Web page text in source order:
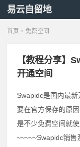
易云自留地
首页 > 免费空间
【教程分享】
开通空间
Swapidc是国内最
要在官方保存的原
是不少免费空间就
~~~~~Swapidc销